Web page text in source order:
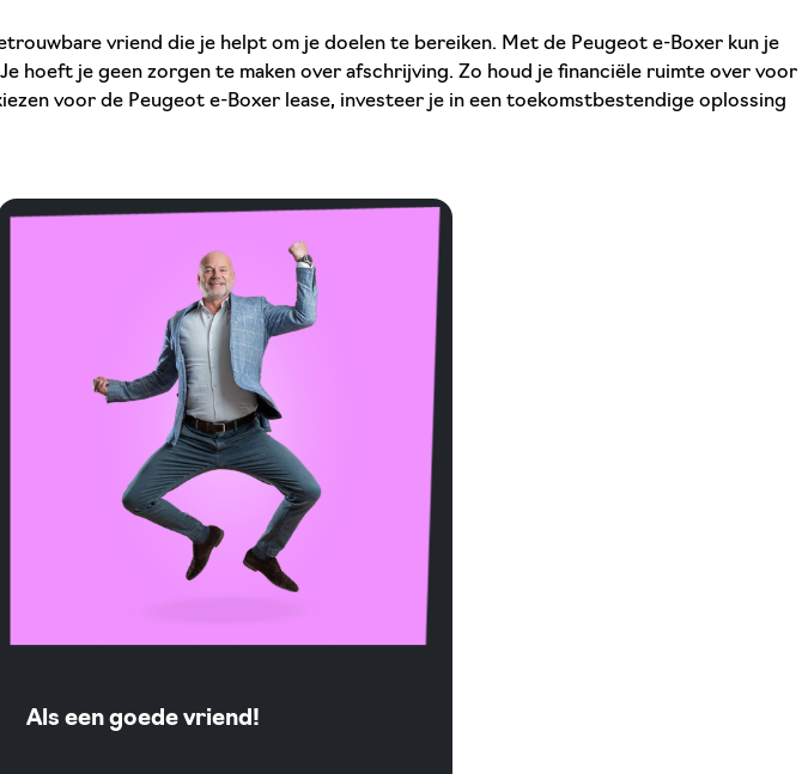
vriend die je helpt om je doelen te bereiken. Met de Peugeot e-Boxer kun je
hoeft je geen zorgen te maken over afschrijving. Zo houd je financiële ruimte over voor
voor de Peugeot e-Boxer lease, investeer je in een toekomstbestendige oplossing
Als een goede vriend!